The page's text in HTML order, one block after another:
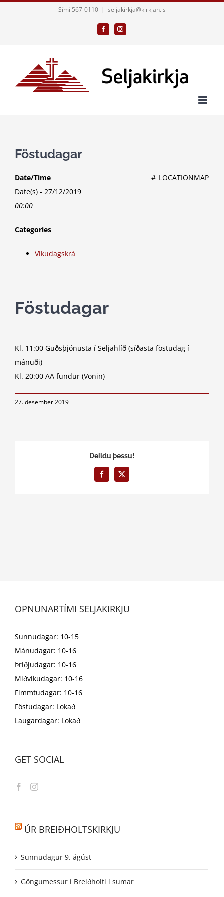
Sími 567-0110 | seljakirkja@kirkjan.is
FacebookInstagram
Föstudagar
#_LOCATIONMAP
Date/Time
Date(s) - 27/12/2019
00:00
Categories
Vikudagskrá
Föstudagar
Kl. 11:00 Guðsþjónusta í Seljahlíð (síðasta föstudag í
mánuði)
Kl. 20:00 AA fundur (Vonin)
27. desember 2019
Deildu þessu!
Facebook
X
OPNUNARTÍMI SELJAKIRKJU
Sunnudagar: 10-15
Mánudagar: 10-16
Þriðjudagar: 10-16
Miðvikudagar: 10-16
Fimmtudagar: 10-16
Föstudagar: Lokað
Laugardagar: Lokað
GET SOCIAL
ÚR BREIÐHOLTSKIRKJU
Sunnudagur 9. ágúst
Göngumessur í Breiðholti í sumar